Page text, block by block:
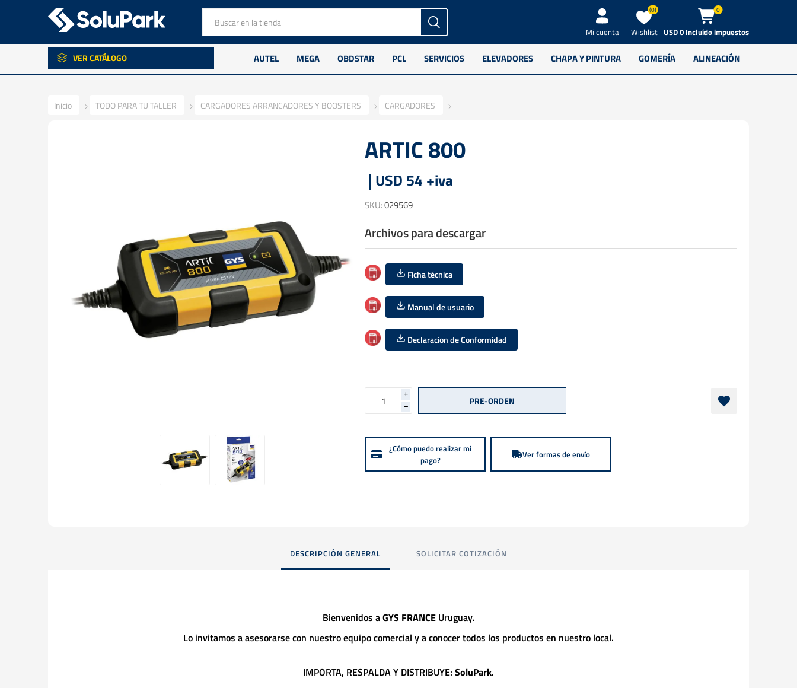
Mi cuenta Wishlist
(0) 0
USD 0 Incluído impuestos
VER CATÁLOGO AUTEL MEGA OBDSTAR PCL SERVICIOS ELEVADORES CHAPA Y PINTURA GOMERÍA ALINEACIÓN
Inicio TODO PARA TU TALLER CARGADORES ARRANCADORES Y BOOSTERS CARGADORES
ARTIC 800
USD 54 +iva
SKU:029569
Archivos para descargar
Ficha técnica
Manual de usuario
Declaracion de Conformidad
i
h
¿Cómo puedo realizar mi
pago?
Ver formas de envío
DESCRIPCIÓN GENERAL SOLICITAR COTIZACIÓN
Bienvenidos aGYS FRANCEUruguay.
Lo invitamos a asesorarse con nuestro equipo comercial y a conocer todos los productos en nuestro local.
IMPORTA, RESPALDA Y DISTRIBUYE: SoluPark.